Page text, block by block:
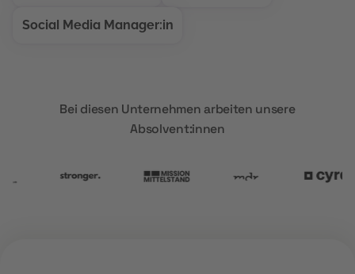
Social Media Manager:in
Bei diesen Unternehmen arbeiten unsere
Absolvent:innen